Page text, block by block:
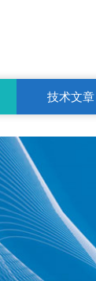
技术文章